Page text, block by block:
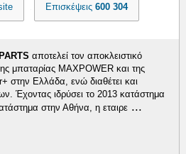
Επισκέψεις600 304
αποτελεί τον αποκλειστικό
μπαταρίας MAXPOWER και της
στην Ελλάδα, ενώ διαθέτει και
Έχοντας ιδρύσει το 2013 κατάστημα
στην Αθήνα, η εταιρε ...